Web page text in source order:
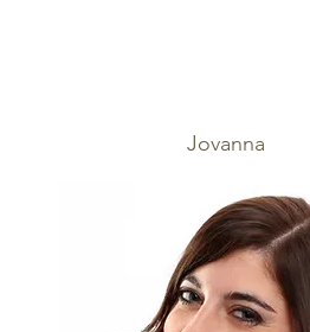
Jovanna